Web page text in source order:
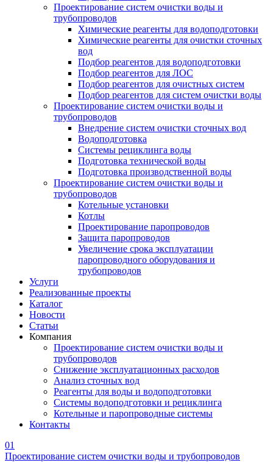
Проектирование систем очистки воды и
трубопроводов
Химические реагенты для водоподготовки
Химические реагенты для очистки сточных
вод
Подбор реагентов для водоподготовки
Подбор реагентов для ЛОС
Подбор реагентов для очистных систем
Подбор реагентов для систем очистки воды
Проектирование систем очистки воды и
трубопроводов
Внедрение систем очистки сточных вод
Водоподготовка
Системы рециклинга воды
Подготовка технической воды
Подготовка производственной воды
Проектирование систем очистки воды и
трубопроводов
Котельные установки
Котлы
Проектирование паропроводов
Защита паропроводов
Увеличение срока эксплуатации
паропроводного оборудования и
трубопроводов
Услуги
Реализованные проекты
Каталог
Новости
Статьи
Компания
Проектирование систем очистки воды и
трубопроводов
Снижение эксплуатационных расходов
Анализ сточных вод
Реагенты для воды и водоподготовки
Системы водоподготовки и рециклинга
Котельные и паропроводные системы
Контакты
01
Проектирование систем очистки воды и трубопроводов